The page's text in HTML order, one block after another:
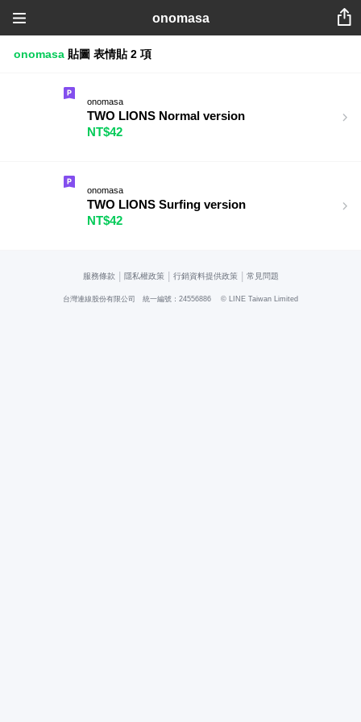
onomasa
onomasa 貼圖 表情貼 2 項
onomasa
TWO LIONS Normal version
NT$42
onomasa
TWO LIONS Surfing version
NT$42
服務條款 隱私權政策 行銷資料提供政策 常見問題
台灣連線股份有限公司 統一編號：24556886 © LINE Taiwan Limited